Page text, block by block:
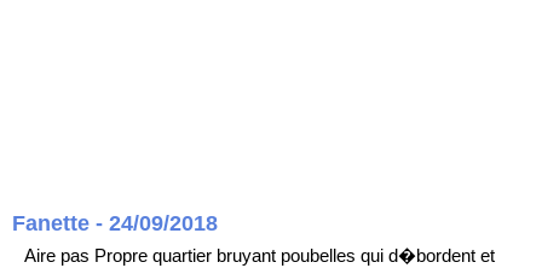
Fanette - 24/09/2018
Aire pas Propre quartier bruyant poubelles qui d�bordent et